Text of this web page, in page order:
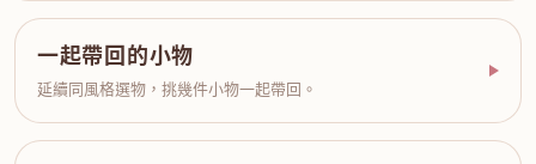
一起帶回的小物
延續同風格選物，挑幾件小物一起帶回。